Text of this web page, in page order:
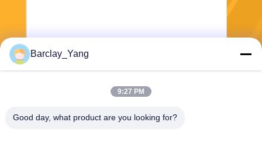
Barclay_Yang
9:27 PM
Good day, what product are you looking for?